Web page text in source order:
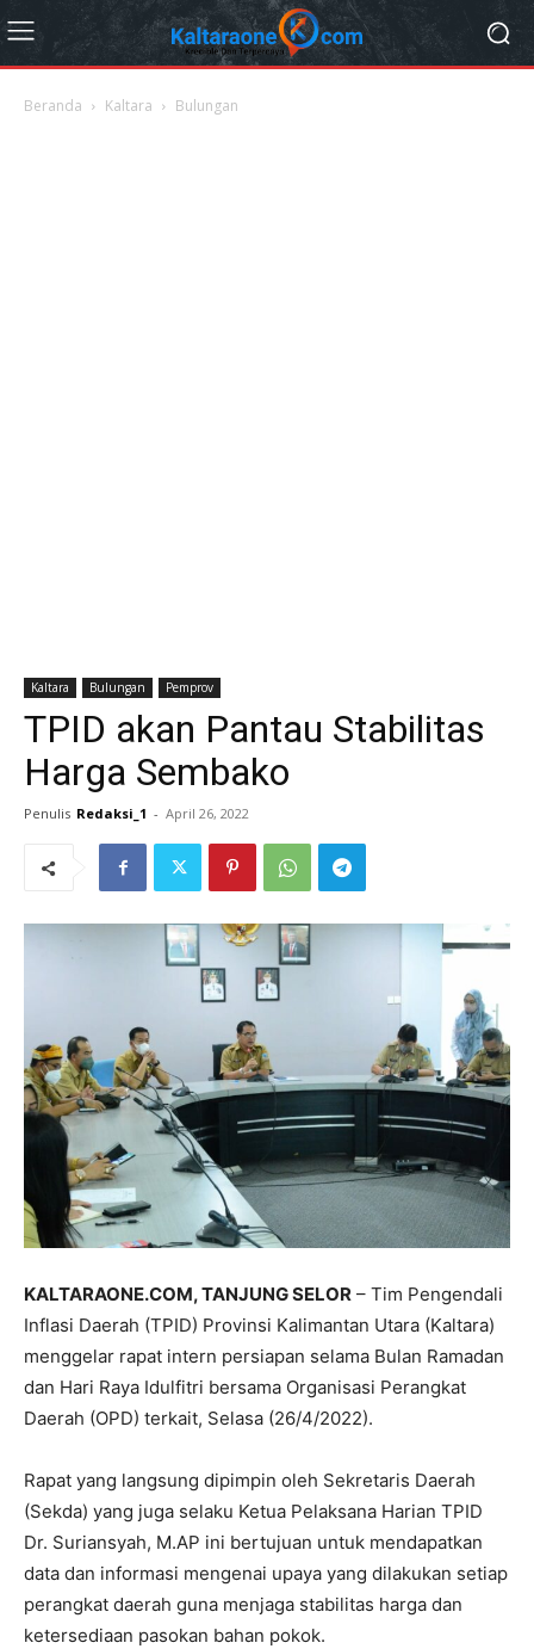
Beranda Kaltara Bulungan
Kaltara Bulungan Pemprov
TPID akan Pantau Stabilitas
Harga Sembako
Penulis Redaksi_1 - April 26, 2022
KALTARAONE.COM, TANJUNG SELOR – Tim Pengendali
Inflasi Daerah (TPID) Provinsi Kalimantan Utara (Kaltara)
menggelar rapat intern persiapan selama Bulan Ramadan
dan Hari Raya Idulfitri bersama Organisasi Perangkat
Daerah (OPD) terkait, Selasa (26/4/2022).
Rapat yang langsung dipimpin oleh Sekretaris Daerah
(Sekda) yang juga selaku Ketua Pelaksana Harian TPID
Dr. Suriansyah, M.AP ini bertujuan untuk mendapatkan
data dan informasi mengenai upaya yang dilakukan setiap
perangkat daerah guna menjaga stabilitas harga dan
ketersediaan pasokan bahan pokok.